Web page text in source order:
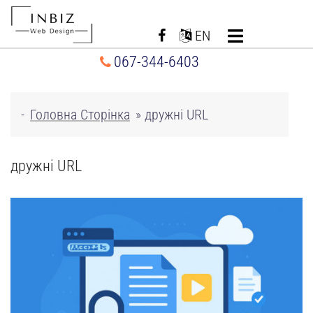
Перейти
EN
067-344-6403
- Головна Сторінка » дружні URL
дружні URL